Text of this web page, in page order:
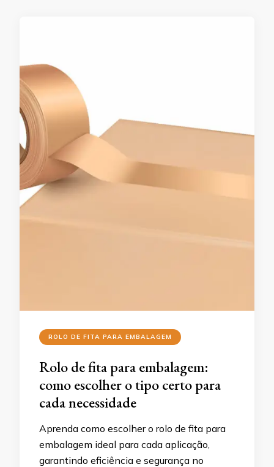
ROLO DE FITA PARA EMBALAGEM
Rolo de fita para embalagem:
como escolher o tipo certo para
cada necessidade
Aprenda como escolher o rolo de fita para
embalagem ideal para cada aplicação,
garantindo eficiência e segurança no